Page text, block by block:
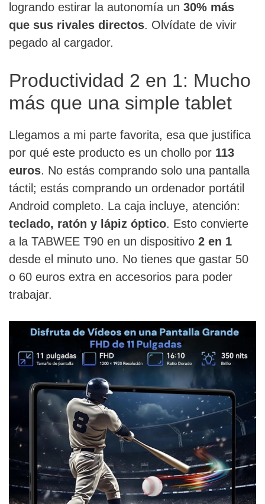
logrando estirar la autonomía un 30% más
que sus rivales directos. Olvídate de vivir
pegado al cargador.
Productividad 2 en 1: Mucho
más que una simple tablet
Llegamos a mi parte favorita, esa que justifica
por qué este producto es un chollo por 113
euros. No estás comprando solo una pantalla
táctil; estás comprando un ordenador portátil
Android completo. La caja incluye, atención:
teclado, ratón y lápiz óptico. Esto convierte
a la TABWEE T90 en un dispositivo 2 en 1
desde el minuto uno. No tienes que gastar 50
o 60 euros extra en accesorios para poder
trabajar.